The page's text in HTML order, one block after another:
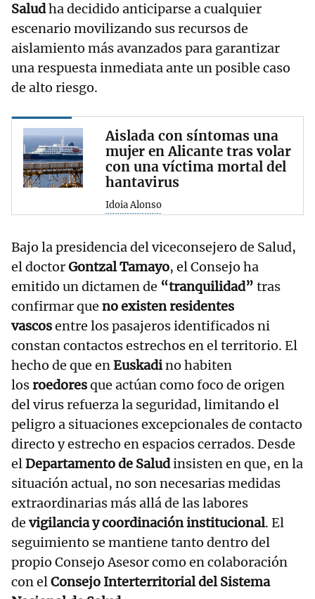
Saludha decidido anticiparse a cualquier
escenario movilizando sus recursos de
aislamiento más avanzados para garantizar
una respuesta inmediata ante un posible caso
de alto riesgo.
Aislada con síntomas una
mujer en Alicante tras volar
con una víctima mortal del
hantavirus
Idoia Alonso
Bajo la presidencia del viceconsejero de Salud,
el doctorGontzal Tamayo, el Consejo ha
emitido un dictamen de “tranquilidad” tras
confirmar que no existen residentes
vascosentre los pasajeros identificados ni
constan contactos estrechos en el territorio. El
hecho de que enEuskadino habiten
losroedoresque actúan como foco de origen
del virus refuerza la seguridad, limitando el
peligro a situaciones excepcionales de contacto
directo y estrecho en espacios cerrados. Desde
elDepartamento de Saludinsisten en que, en la
situación actual, no son necesarias medidas
extraordinarias más allá de las labores
de vigilancia y coordinación institucional. El
seguimiento se mantiene tanto dentro del
propio Consejo Asesor como en colaboración
con elConsejo Interterritorial del Sistema